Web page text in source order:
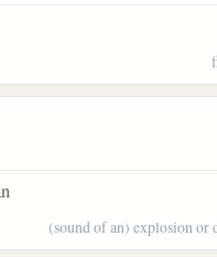
(sound of an) explosion or